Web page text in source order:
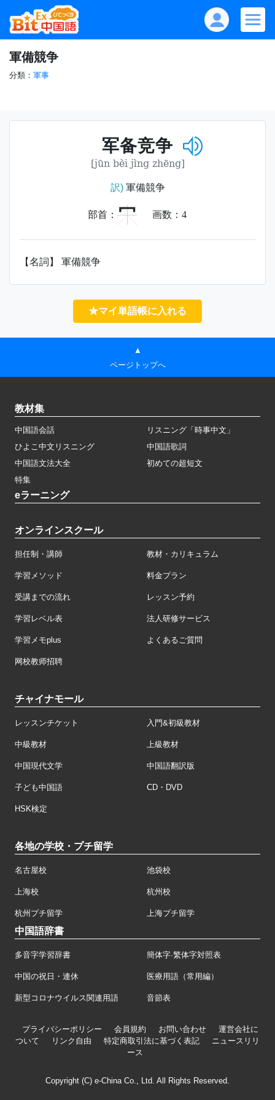
軍備競争
分類： 軍事
军备竞争
[jūn bèi jìng zhēng]
訳)軍備競争
部首： 冖 画数： 4
【名詞】 軍備競争
★マイ単語帳に入れる
▲
ページトップへ
教材集
中国語会話
リスニング「時事中文」
ひよこ中文リスニング
中国語歌詞
中国語文法大全
初めての超短文
特集
eラーニング
オンラインスクール
担任制・講師 教材・カリキュラム
学習メソッド 料金プラン
受講までの流れ レッスン予約
学習レベル表 法人研修サービス
学習メモplus よくあるご質問
网校教师招聘
チャイナモール
レッスンチケット 入門&初級教材
中級教材 上級教材
中国現代文学 中国語翻訳版
子ども中国語 CD・DVD
HSK検定
各地の学校・プチ留学
名古屋校 池袋校
上海校 杭州校
杭州プチ留学 上海プチ留学
中国語辞書
多音字学習辞書 簡体字·繁体字対照表
中国の祝日・連休 医療用語（常用編）
新型コロナウイルス関連用語 音節表
プライバシーポリシー 会員規約 お問い合わせ
運営会社に
ついて
リンク自由 特定商取引法に基づく表記
ニュースリリ
ース
Copyright (C) e-China Co., Ltd. All Rights Reserved.